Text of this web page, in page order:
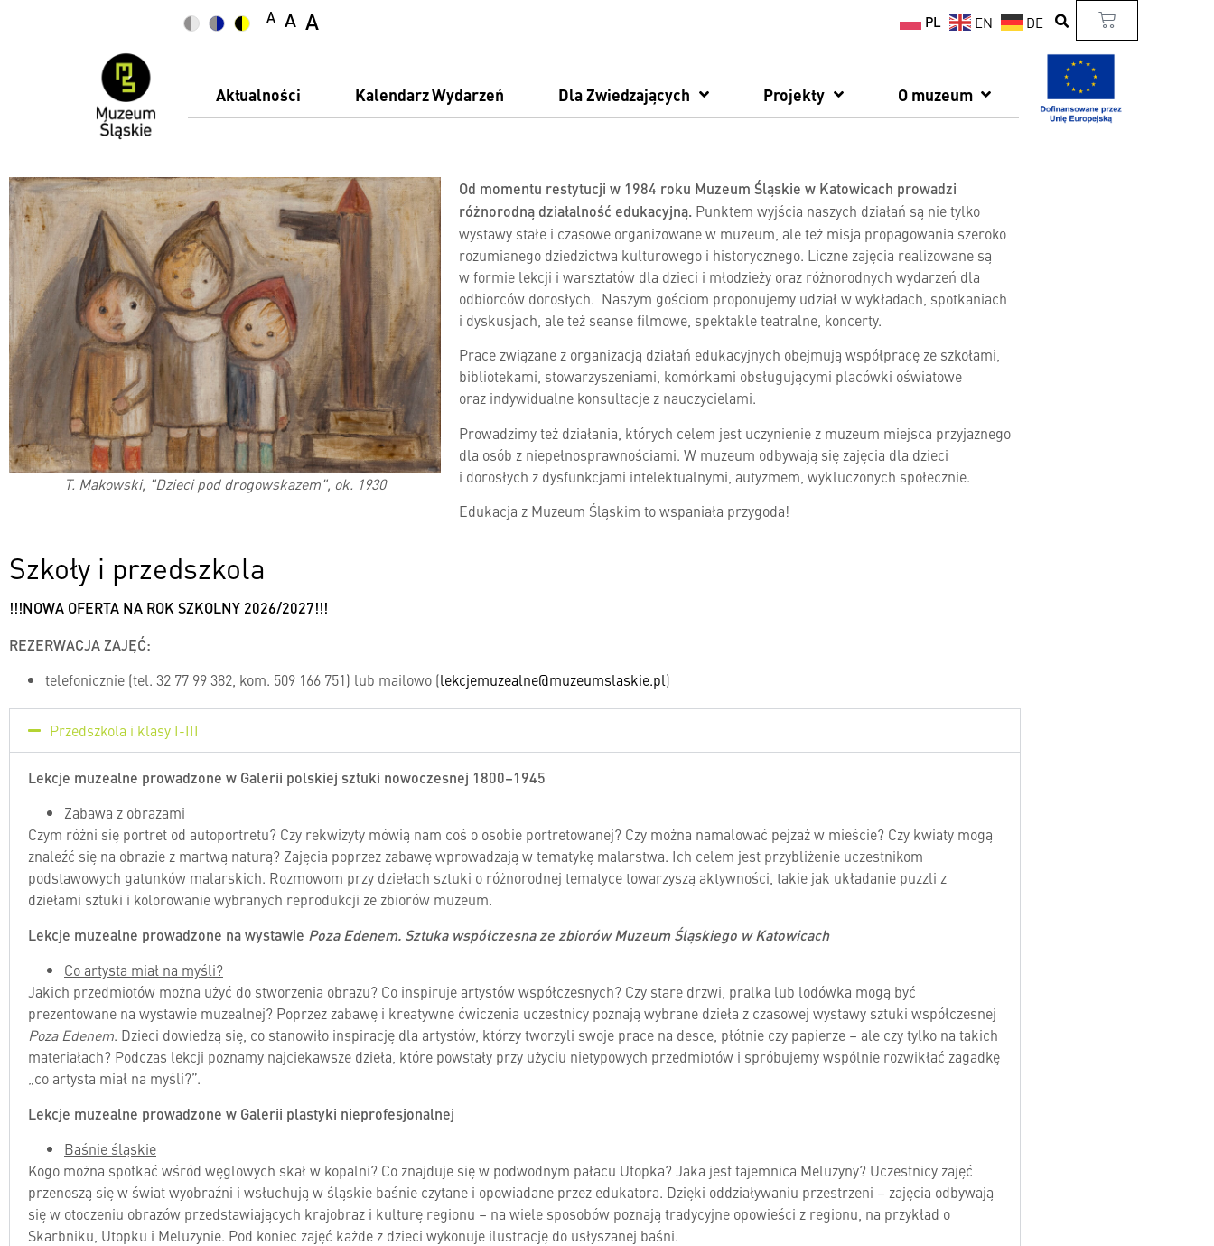
A A A PL EN DE
Aktualności Kalendarz Wydarzeń Dla Zwiedzających Projekty O muzeum
T. Makowski, "Dzieci pod drogowskazem", ok. 1930
Od momentu restytucji w 1984 roku Muzeum Śląskie w Katowicach prowadzi
różnorodną działalność edukacyjną.Punktem wyjścia naszych działań są nie tylko
wystawy stałe i czasowe organizowane w muzeum, ale też misja propagowania szeroko
rozumianego dziedzictwa kulturowego i historycznego. Liczne zajęcia realizowane są
w formie lekcji i warsztatów dla dzieci i młodzieży oraz różnorodnych wydarzeń dla
odbiorców dorosłych. Naszym gościom proponujemy udział w wykładach, spotkaniach
i dyskusjach, ale też seanse filmowe, spektakle teatralne, koncerty.
Prace związane z organizacją działań edukacyjnych obejmują współpracę ze szkołami,
bibliotekami, stowarzyszeniami, komórkami obsługującymi placówki oświatowe
oraz indywidualne konsultacje z nauczycielami.
Prowadzimy też działania, których celem jest uczynienie z muzeum miejsca przyjaznego
dla osób z niepełnosprawnościami. W muzeum odbywają się zajęcia dla dzieci
i dorosłych z dysfunkcjami intelektualnymi, autyzmem, wykluczonych społecznie.
Edukacja z Muzeum Śląskim to wspaniała przygoda!
Szkoły i przedszkola
!!!NOWA OFERTA NA ROK SZKOLNY 2026/2027!!!
REZERWACJA ZAJĘĆ:
telefonicznie (tel. 32 77 99 382, kom. 509 166 751) lub mailowo (lekcjemuzealne@muzeumslaskie.pl)
Przedszkola i klasy I-III
Lekcje muzealne prowadzone w Galerii polskiej sztuki nowoczesnej 1800–1945
Zabawa z obrazami
Czym różni się portret od autoportretu? Czy rekwizyty mówią nam coś o osobie portretowanej? Czy można namalować pejzaż w mieście? Czy kwiaty mogą
znaleźć się na obrazie z martwą naturą? Zajęcia poprzez zabawę wprowadzają w tematykę malarstwa. Ich celem jest przybliżenie uczestnikom
podstawowych gatunków malarskich. Rozmowom przy dziełach sztuki o różnorodnej tematyce towarzyszą aktywności, takie jak układanie puzzli z
dziełami sztuki i kolorowanie wybranych reprodukcji ze zbiorów muzeum.
Lekcje muzealne prowadzone na wystawie Poza Edenem. Sztuka współczesna ze zbiorów Muzeum Śląskiego w Katowicach
Co artysta miał na myśli?
Jakich przedmiotów można użyć do stworzenia obrazu? Co inspiruje artystów współczesnych? Czy stare drzwi, pralka lub lodówka mogą być
prezentowane na wystawie muzealnej? Poprzez zabawę i kreatywne ćwiczenia uczestnicy poznają wybrane dzieła z czasowej wystawy sztuki współczesnej
Poza Edenem. Dzieci dowiedzą się, co stanowiło inspirację dla artystów, którzy tworzyli swoje prace na desce, płótnie czy papierze – ale czy tylko na takich
materiałach? Podczas lekcji poznamy najciekawsze dzieła, które powstały przy użyciu nietypowych przedmiotów i spróbujemy wspólnie rozwikłać zagadkę
„co artysta miał na myśli?”.
Lekcje muzealne prowadzone w Galerii plastyki nieprofesjonalnej
Baśnie śląskie
Kogo można spotkać wśród węglowych skał w kopalni? Co znajduje się w podwodnym pałacu Utopka? Jaka jest tajemnica Meluzyny? Uczestnicy zajęć
przenoszą się w świat wyobraźni i wsłuchują w śląskie baśnie czytane i opowiadane przez edukatora. Dzięki oddziaływaniu przestrzeni – zajęcia odbywają
się w otoczeniu obrazów przedstawiających krajobraz i kulturę regionu – na wiele sposobów poznają tradycyjne opowieści z regionu, na przykład o
Skarbniku, Utopku i Meluzynie. Pod koniec zajęć każde z dzieci wykonuje ilustrację do usłyszanej baśni.